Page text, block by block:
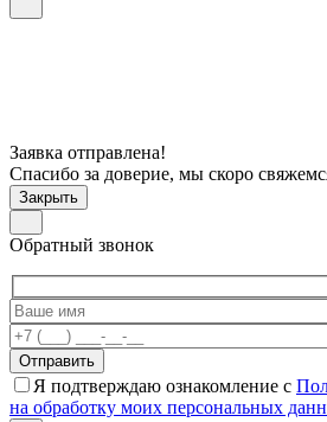
Заявка отправлена!
Спасибо за доверие, мы скоро
Закрыть
Обратный звонок
Я подтверждаю ознакомление с
на обработку моих персональных